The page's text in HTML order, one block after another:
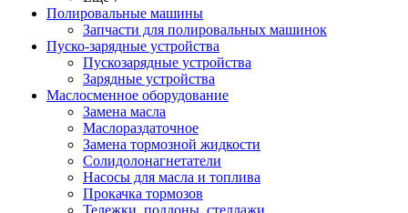
Полировальные машины
Запчасти для полировальных машинок
Пуско-зарядные устройства
Пускозарядные устройства
Зарядные устройства
Маслосменное оборудование
Замена масла
Маслораздаточное
Замена тормозной жидкости
Солидолонагнетатели
Насосы для масла и топлива
Прокачка тормозов
Тележки, поддоны, стеллажи